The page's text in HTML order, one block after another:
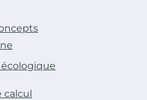
calcul